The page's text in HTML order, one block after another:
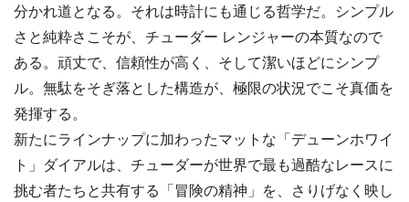
分かれ道となる。それは時計にも通じる哲学だ。シンプル
さと純粋さこそが、チューダー レンジャーの本質なので
ある。頑丈で、信頼性が高く、そして潔いほどにシンプ
ル。無駄をそぎ落とした構造が、極限の状況でこそ真価を
発揮する。
新たにラインナップに加わったマットな「デューンホワイ
ト」ダイアルは、チューダーが世界で最も過酷なレースに
挑む者たちと共有する「冒険の精神」を、さりげなく映し